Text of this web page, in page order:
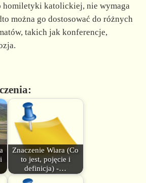
homiletyki katolickiej, nie wymaga
można go dostosować do różnych
takich jak konferencje,
Znaczenie Wiara (Co
to jest, pojęcie i
definicja) -…